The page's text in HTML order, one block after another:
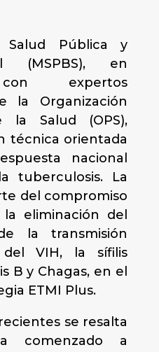
Pública y
(MSPBS), en
expertos
la Organización
la Salud (OPS),
técnica orientada
nacional
tuberculosis. La
del compromiso
eliminación del
la transmisión
VIH, la sífilis
B y Chagas, en el
ETMI Plus.
se resalta
comenzado a